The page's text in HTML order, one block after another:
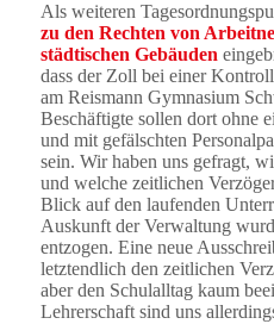
Als weiteren
zu den Rechten von
städtischen Gebäuden
dass der Zoll bei einer
am Reismann Gymnasium
Beschäftigte sollen dort ohne
und mit gefälschten
sein. Wir haben uns gefragt,
und welche zeitlichen
Blick auf den laufenden
Auskunft der Verwaltung
entzogen. Eine neue
letztendlich den zeitlichen
aber den Schulalltag kaum
Lehrerschaft sind uns